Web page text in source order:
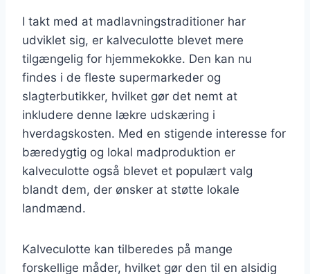
I takt med at madlavningstraditioner har
udviklet sig, er kalveculotte blevet mere
tilgængelig for hjemmekokke. Den kan nu
findes i de fleste supermarkeder og
slagterbutikker, hvilket gør det nemt at
inkludere denne lækre udskæring i
hverdagskosten. Med en stigende interesse for
bæredygtig og lokal madproduktion er
kalveculotte også blevet et populært valg
blandt dem, der ønsker at støtte lokale
landmænd.
Kalveculotte kan tilberedes på mange
forskellige måder, hvilket gør den til en alsidig